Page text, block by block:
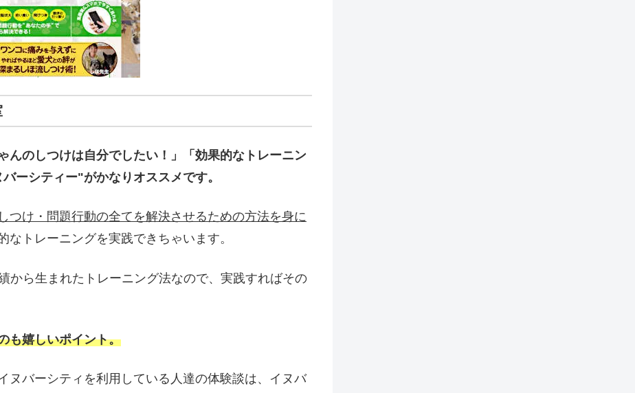
んのしつけは自分でしたい！」「効果的なトレーニン
ーシティー"がかなりオススメです。
つけ・問題行動の全てを解決させるための方法を身に
なトレーニングを実践できちゃいます。
から生まれたトレーニング法なので、実践すればその
も嬉しいポイント。
ヌバーシティを利用している人達の体験談は、イヌバ